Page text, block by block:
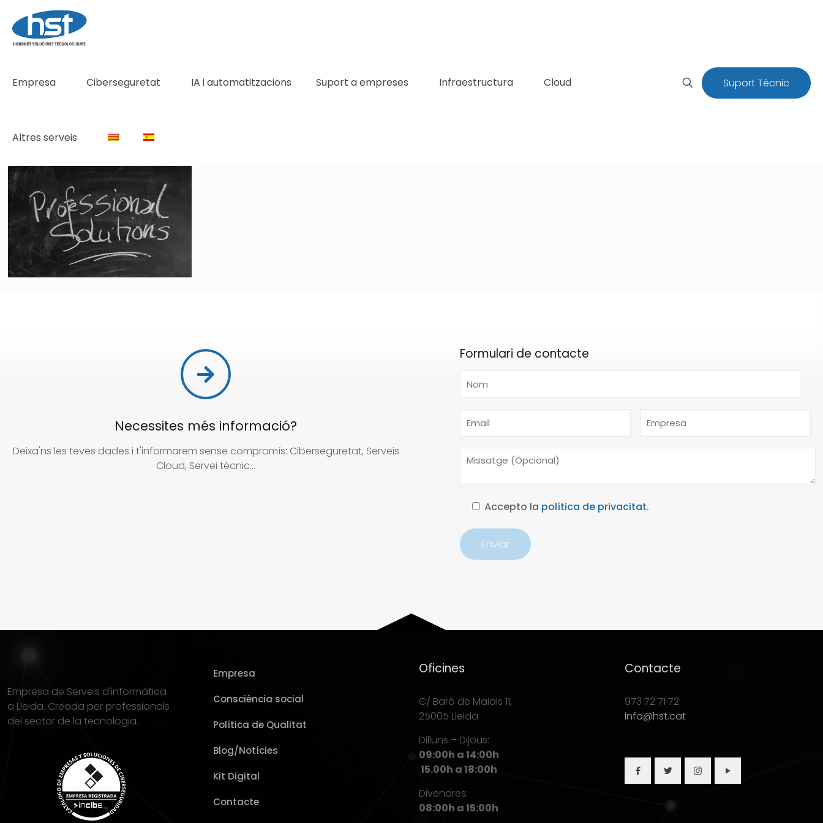
Empresa Ciberseguretat IA i automatitzacions Suport a empreses Infraestructura Cloud
Altres serveis
Suport Tècnic
Necessites més informació?
Deixa'ns les teves dades i t'informarem sense compromís: Ciberseguretat, Serveis
Cloud, Servei tècnic...
Formulari de contacte
Accepto la política de privacitat.
Empresa de Serveis d'informàtica
a Lleida. Creada per professionals
del sector de la tecnologia.
Empresa
Consciència social
Política de Qualitat
Blog/Notícies
Kit Digital
Contacte
Oficines
C/ Baró de Maials 11,
25005 Lleida
Dilluns – Dijous:
09:00h a 14:00h
15.00h a 18:00h
Divendres:
08:00h a 15:00h
Contacte
973 72 71 72
info@hst.cat